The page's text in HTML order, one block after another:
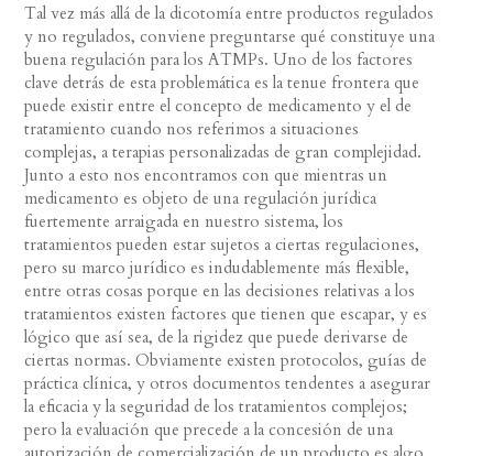
Tal vez más allá de la dicotomía entre productos regulados
y no regulados, conviene preguntarse qué constituye una
buena regulación para los ATMPs. Uno de los factores
clave detrás de esta problemática es la tenue frontera que
puede existir entre el concepto de medicamento y el de
tratamiento cuando nos referimos a situaciones
complejas, a terapias personalizadas de gran complejidad.
Junto a esto nos encontramos con que mientras un
medicamento es objeto de una regulación jurídica
fuertemente arraigada en nuestro sistema, los
tratamientos pueden estar sujetos a ciertas regulaciones,
pero su marco jurídico es indudablemente más flexible,
entre otras cosas porque en las decisiones relativas a los
tratamientos existen factores que tienen que escapar, y es
lógico que así sea, de la rigidez que puede derivarse de
ciertas normas. Obviamente existen protocolos, guías de
práctica clínica, y otros documentos tendentes a asegurar
la eficacia y la seguridad de los tratamientos complejos;
pero la evaluación que precede a la concesión de una